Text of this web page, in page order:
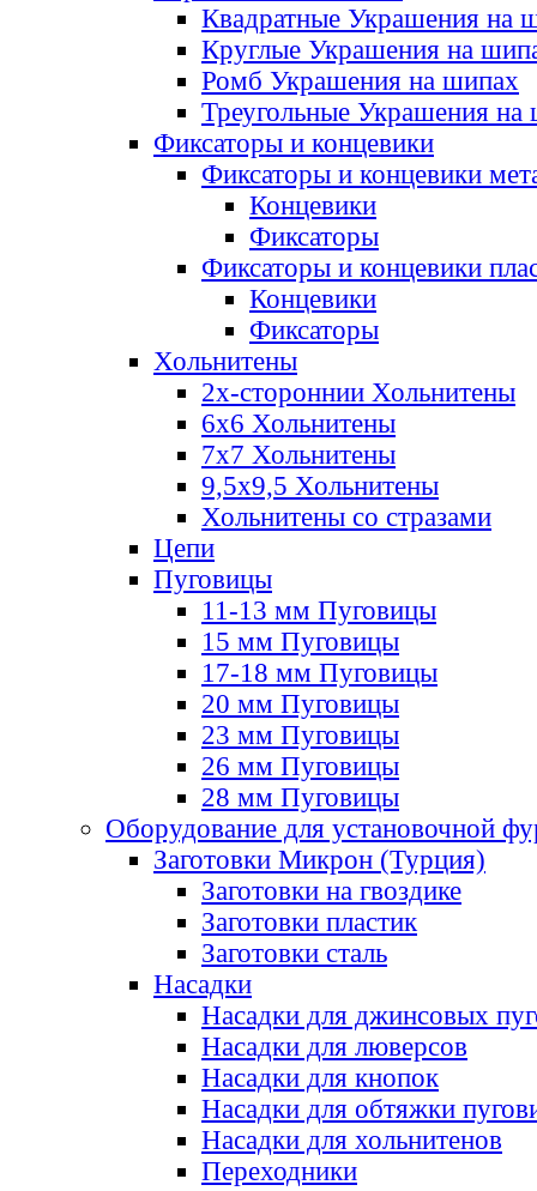
Квадратные Украшения на
Круглые Украшения на
Ромб Украшения на шипах
Треугольные Украшения на
Фиксаторы и концевики
Фиксаторы и концевики
Концевики
Фиксаторы
Фиксаторы и концевики
Концевики
Фиксаторы
Хольнитены
2х-стороннии Хольнитены
6х6 Хольнитены
7х7 Хольнитены
9,5х9,5 Хольнитены
Хольнитены со стразами
Цепи
Пуговицы
11-13 мм Пуговицы
15 мм Пуговицы
17-18 мм Пуговицы
20 мм Пуговицы
23 мм Пуговицы
26 мм Пуговицы
28 мм Пуговицы
Оборудование для установочной
Заготовки Микрон (Турция)
Заготовки на гвоздике
Заготовки пластик
Заготовки сталь
Насадки
Насадки для джинсовых
Насадки для люверсов
Насадки для кнопок
Насадки для обтяжки
Насадки для хольнитенов
Переходники